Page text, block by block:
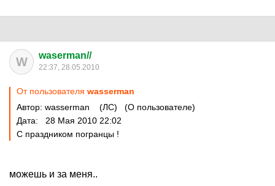
W waserman//
22:37, 28.05.2010
От пользователя wasserman
Автор: wasserman (ЛС) (О пользователе)
Дата: 28 Мая 2010 22:02
С праздником погранцы !
можешь и за меня..